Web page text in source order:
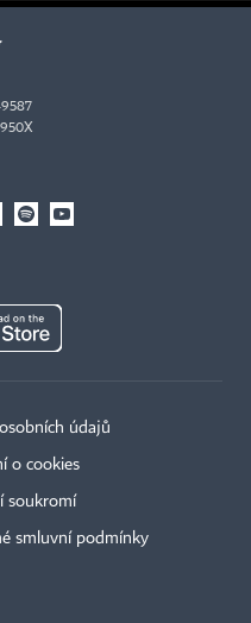
údajů
o cookies
soukromí
smluvní podmínky